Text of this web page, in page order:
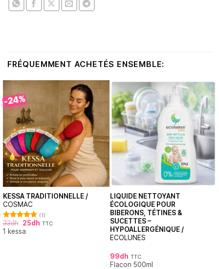
FRÉQUEMMENT ACHETÉS ENSEMBLE:
-24%
KESSA TRADITIONNELLE /
COSMAC
Note
5.00
sur 5
(1)
33dh 25dh TTC
1 kessa
LIQUIDE NETTOYANT
ÉCOLOGIQUE POUR
BIBERONS, TÉTINES &
SUCETTES –
HYPOALLERGÉNIQUE /
ECOLUNES
99dh TTC
Flacon 500ml